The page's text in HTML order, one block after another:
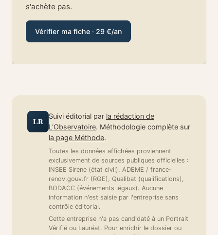
s'achète pas.
Vérifier ma fiche · 29 €/an
LR
Suivi éditorial par la rédaction de
L'Observatoire. Méthodologie complète sur
la page Méthode.
Toutes les données affichées proviennent
exclusivement de sources publiques officielles :
INSEE Sirene (état civil), ADEME / france-
renov.gouv.fr (RGE), Qualibat (qualifications),
BODACC (événements légaux). Aucune
information n'est saisie par l'entreprise sans
contrôle éditorial.
Cette entreprise n'a pas candidaté à un Portrait
Vérifié ou Lauréat. Pour enrichir le dossier ou